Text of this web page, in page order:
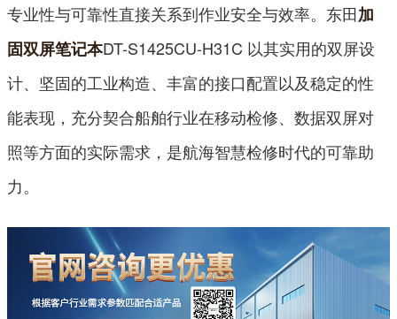
专业性与可靠性直接关系到作业安全与效率。东田加
固双屏笔记本DT-S1425CU-H31C 以其实用的双屏设
计、坚固的工业构造、丰富的接口配置以及稳定的性
能表现，充分契合船舶行业在移动检修、数据双屏对
照等方面的实际需求，是航海智慧检修时代的可靠助
力。